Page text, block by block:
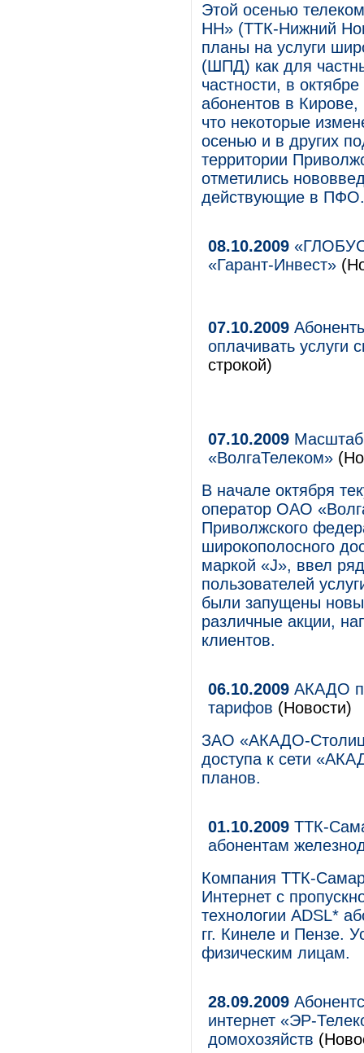
Этой осенью
НН» (ТТК-Нижний
планы на услуги
(ШПД) как для
частности, в
абонентов в
что некоторые
осенью и в других
территории
отметились
действующие в ПФО.
08.10.2009
«Гарант-Инвест»
07.10.2009
оплачивать услуги
строкой)
07.10.2009
«ВолгаТелеком»
В начале октября
оператор ОАО
Приволжского
широкополосного
маркой «J», ввел
пользователей
были запущены
различные акции,
клиентов.
06.10.2009 АКАДО
тарифов (Новости)
ЗАО «АКАДО-
доступа к сети
планов.
01.10.2009 ТТК-
абонентам
Компания ТТК-
Интернет с
технологии ADSL*
гг. Кинеле и Пензе.
физическим лицам.
28.09.2009
интернет «ЭР-
домохозяйств